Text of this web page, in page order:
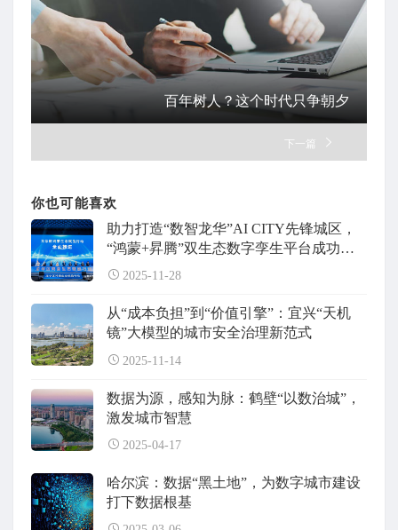
百年树人？这个时代只争朝夕
下一篇
你也可能喜欢
助力打造“数智龙华”AI CITY先锋城区，
“鸿蒙+昇腾”双生态数字孪生平台成功落
地
2025-11-28
从“成本负担”到“价值引擎”：宜兴“天机
镜”大模型的城市安全治理新范式
2025-11-14
数据为源，感知为脉：鹤壁“以数治城”，
激发城市智慧
2025-04-17
哈尔滨：数据“黑土地”，为数字城市建设
打下数据根基